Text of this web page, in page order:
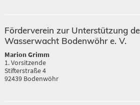
Förderverein zur Unterstützung
Wasserwacht Bodenwöhr e. V.
Marion Grimm
1. Vorsitzende
Stifterstraße 4
92439 Bodenwöhr